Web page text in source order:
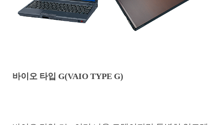
바이오 타입 G(VAIO TYPE G)